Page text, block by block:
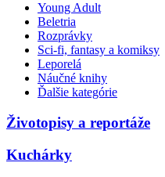
Young Adult
Beletria
Rozprávky
Sci-fi, fantasy a komiksy
Leporelá
Náučné knihy
Ďalšie kategórie
Životopisy a reportáže
Kuchárky